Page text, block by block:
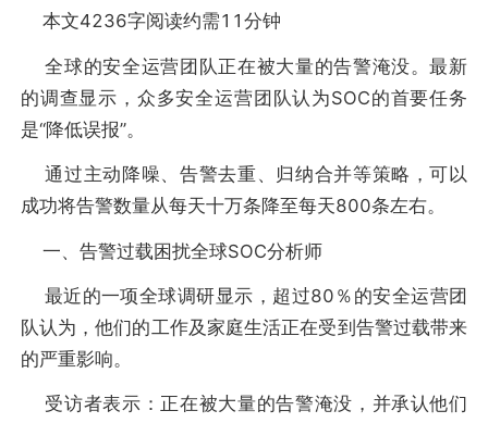
本文4236字阅读约需11分钟
全球的安全运营团队正在被大量的告警淹没。最新
的调查显示，众多安全运营团队认为SOC的首要任务
是“降低误报”。
通过主动降噪、告警去重、归纳合并等策略，可以
成功将告警数量从每天十万条降至每天800条左右。
一、告警过载困扰全球SOC分析师
最近的一项全球调研显示，超过80％的安全运营团
队认为，他们的工作及家庭生活正在受到告警过载带来
的严重影响。
受访者表示：正在被大量的告警淹没，并承认他们